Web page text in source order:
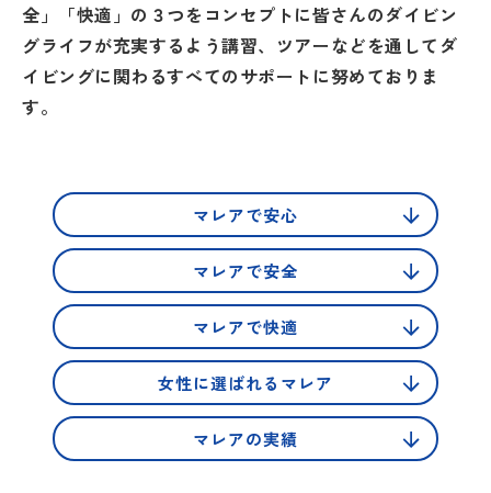
全」「快適」の３つをコンセプトに皆さんのダイビン
グライフが充実するよう講習、ツアーなどを通してダ
イビングに関わるすべてのサポートに努めておりま
す。
マレアで安心
マレアで安全
マレアで快適
女性に選ばれる マレア
マレアの実績